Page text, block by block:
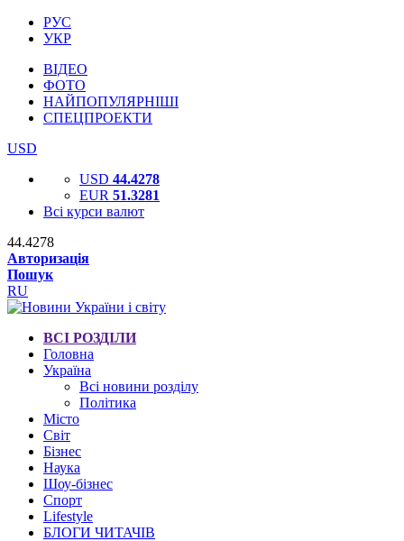
РУС
УКР
ВІДЕО
ФОТО
НАЙПОПУЛЯРНІШІ
СПЕЦПРОЕКТИ
USD
USD 44.4278
EUR 51.3281
Всі курси валют
44.4278
Авторизація
Пошук
RU
ВСІ РОЗДІЛИ
Головна
Україна
Всі новини розділу
Політика
Місто
Світ
Бізнес
Наука
Шоу-бізнес
Спорт
Lifestyle
БЛОГИ ЧИТАЧІВ